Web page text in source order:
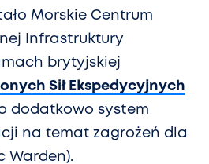
Morskie Centrum
Infrastruktury
brytyjskiej
Sił Ekspedycyjnych
dodatkowo system
na temat zagrożeń dla
Warden).